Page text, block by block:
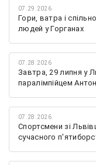
07.29.2026
Гори, ватра і
людей у Горганах
07.28.2026
Завтра, 29 липня у
паралімпійцем
07.28.2026
Спортсмени зі
сучасного